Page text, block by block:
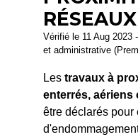
Vérifié le 11 Aug 2023
et administrative
Les travaux à
enterrés,
être déclarés pour